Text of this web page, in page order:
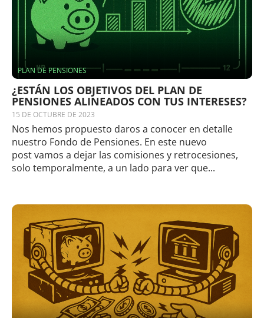
PLAN DE PENSIONES
¿ESTÁN LOS OBJETIVOS DEL PLAN DE
PENSIONES ALINEADOS CON TUS INTERESES?
15 DE OCTUBRE DE 2023
Nos hemos propuesto daros a conocer en detalle
nuestro Fondo de Pensiones. En este nuevo
post vamos a dejar las comisiones y retrocesiones,
solo temporalmente, a un lado para ver que...